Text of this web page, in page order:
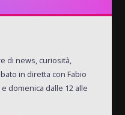
di news, curiosità,
in diretta con Fabio
domenica dalle 12 alle